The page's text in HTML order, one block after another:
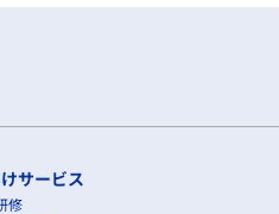
サービス
修